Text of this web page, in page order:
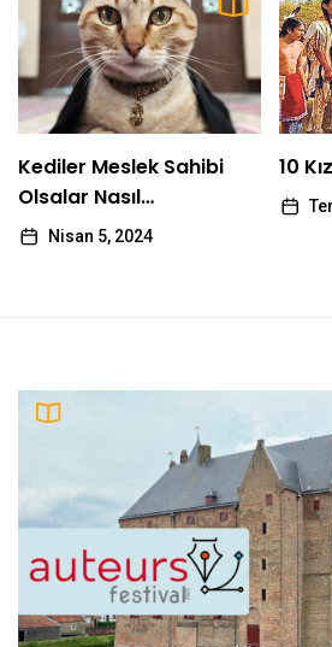
3
Kediler Meslek Sahibi
Görünürlerdi?
admin
4 10 Kızılderili Kabilesi
admin
Şamanizim Hakkında 10
admin
7
Zor Zamanlarda
Söyleyebileceğiniz 10
admin
Kediler Meslek Sahibi
Olsalar Nasıl
Görünürlerdi?
Nisan 5, 2024
10